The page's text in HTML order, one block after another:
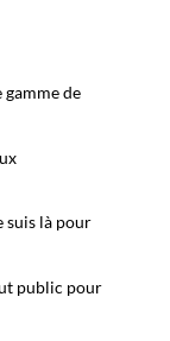
de
suis là pour
public pour